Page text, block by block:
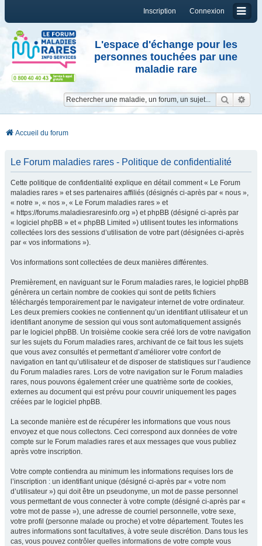
Connexion
Inscription
L'espace d'échange pour les
personnes touchées par une
maladie rare
Accueil du forum
Le Forum maladies rares - Politique de confidentialité
Cette politique de confidentialité explique en détail comment « Le Forum
maladies rares » et ses partenaires affiliés (désignés ci-après par « nous »,
« notre », « nos », « Le Forum maladies rares » et
« https://forums.maladiesraresinfo.org ») et phpBB (désigné ci-après par
« logiciel phpBB » et « phpBB Limited ») utilisent toutes les informations
collectées lors des sessions d’utilisation de votre part (désignées ci-après
par « vos informations »).
Vos informations sont collectées de deux manières différentes.
Premièrement, en naviguant sur le Forum maladies rares, le logiciel phpBB
génèrera un certain nombre de cookies qui sont de petits fichiers
téléchargés temporairement par le navigateur internet de votre ordinateur.
Les deux premiers cookies ne contiennent qu’un identifiant utilisateur et un
identifiant anonyme de session qui vous sont automatiquement assignés
par le logiciel phpBB. Un troisième cookie sera créé lors de votre navigation
sur les sujets du Forum maladies rares, archivant de ce fait tous les sujets
que vous avez consultés et permettant d’améliorer votre confort de
navigation en tant qu’utilisateur et de disposer de statistiques sur l’audience
du Forum maladies rares. Lors de votre navigation sur le Forum maladies
rares, nous pouvons également créer une quatrième sorte de cookies,
externes au document qui est prévu pour couvrir uniquement les pages
créées par le logiciel phpBB.
La seconde manière est de récupérer les informations que vous nous
envoyez et que nous collectons. Ceci correspond aux données de votre
compte sur le Forum maladies rares et aux messages que vous publiez
après votre inscription.
Votre compte contiendra au minimum les informations requises lors de
l’inscription : un identifiant unique (désigné ci-après par « votre nom
d’utilisateur ») qui doit être un pseudonyme, un mot de passe personnel
vous permettant de vous connecter à votre compte (désigné ci-après par «
votre mot de passe »), une adresse de courriel personnelle, votre sexe,
votre profil (personne malade ou proche) et votre département. Toutes les
autres informations sont facultatives, à votre seule discrétion. Dans tous les
cas, vous pouvez contrôler quelles informations de votre compte vous